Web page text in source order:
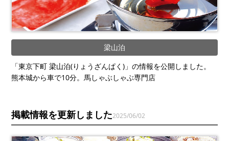
梁山泊
「東京下町 梁山泊(りょうざんぱく)」の情報を公開しました。
熊本城から車で10分。馬しゃぶしゃぶ専門店
掲載情報を更新しました2025/06/02